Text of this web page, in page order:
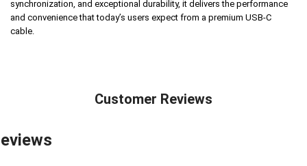
synchronization, and exceptional durability, it delivers the performance
and convenience that today’s users expect from a premium USB-C
cable.
Customer Reviews